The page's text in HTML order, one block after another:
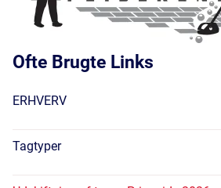
Ofte Brugte Links
ERHVERV
Tagtyper